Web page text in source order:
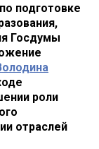
подготовке
Госдумы
роли
отраслей